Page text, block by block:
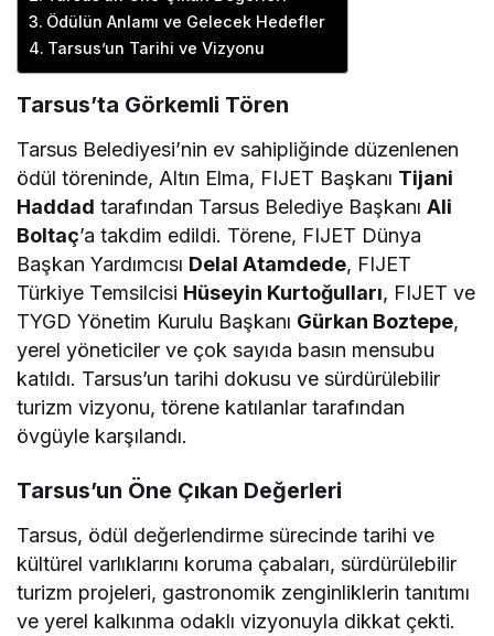
Ödülün Anlamı ve Gelecek Hedefler
Tarsus’un Tarihi ve Vizyonu
Tarsus’ta Görkemli Tören
Tarsus Belediyesi’nin ev sahipliğinde düzenlenen
ödül töreninde, Altın Elma, FIJET Başkanı Tijani
Haddad tarafından Tarsus Belediye BaşkanıAli
Boltaç’a takdim edildi. Törene, FIJET Dünya
Başkan Yardımcısı Delal Atamdede, FIJET
Türkiye Temsilcisi Hüseyin Kurtoğulları, FIJET ve
TYGD Yönetim Kurulu Başkanı Gürkan Boztepe,
yerel yöneticiler ve çok sayıda basın mensubu
katıldı. Tarsus’un tarihi dokusu ve sürdürülebilir
turizm vizyonu, törene katılanlar tarafından
övgüyle karşılandı.
Tarsus’un Öne Çıkan Değerleri
Tarsus, ödül değerlendirme sürecinde tarihi ve
kültürel varlıklarını koruma çabaları, sürdürülebilir
turizm projeleri, gastronomik zenginliklerin tanıtımı
ve yerel kalkınma odaklı vizyonuyla dikkat çekti.